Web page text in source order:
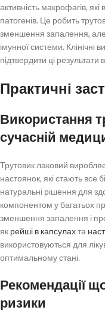
активність макрофагів,
патогенів. Це робить
зменшення запалення,
імунної системи.
підтвердити ці
Практичні
Використання
сучасній
Трутовик лаковий
настоянок, які стають
натуральні рішення для
компонентом у багатьох
зменшення запалення і
як рейші в капсулахта
використовуються для
оптимальному стані.
Рекомендації
ризики